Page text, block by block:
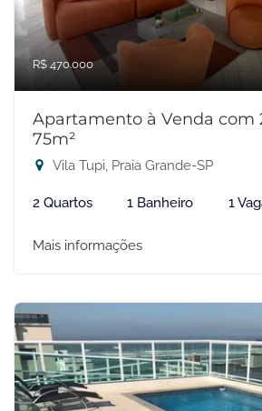
R$ 470.000
Apartamento à Venda com
75m²
Vila Tupi, Praia Grande-SP
2 Quartos 1 Banheiro 1
Mais informações